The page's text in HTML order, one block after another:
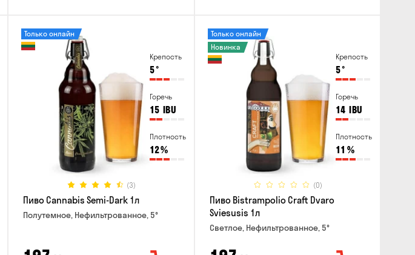
Крепость
5°
Горечь
15 IBU
Плотность
12%
(3)
Только онлайн
Пиво Cannabis Semi-Dark 1л
Полутемное, Нефильтрованное, 5°
Крепость
5°
Горечь
14 IBU
Плотность
11 %
(0)
Только онлайн
Новинка
Пиво Bistrampolio Craft Dvaro
Sviesusis 1л
Светлое, Нефильтрованное, 5°